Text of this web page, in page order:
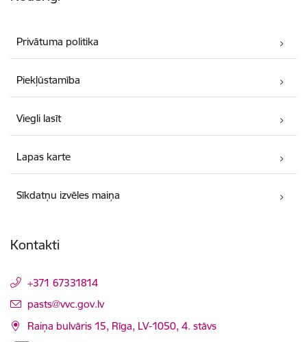
Privātuma politika
Piekļūstamība
Viegli lasīt
Lapas karte
Sīkdatņu izvēles maiņa
Kontakti
+371 67331814
E-pasts:
pasts@vvc.gov.lv
Raiņa bulvāris 15, Rīga, LV-1050, 4. stāvs